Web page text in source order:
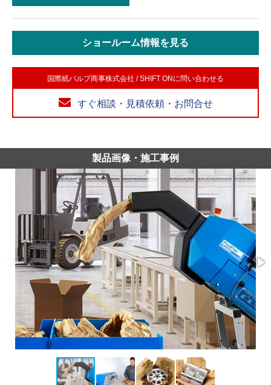
ショールーム情報を見る
国際紙パルプ商事株式会社 / SHIFT ONに問い合わせる
すぐ相談・見積依頼・お問合せ
製品画像・施工事例